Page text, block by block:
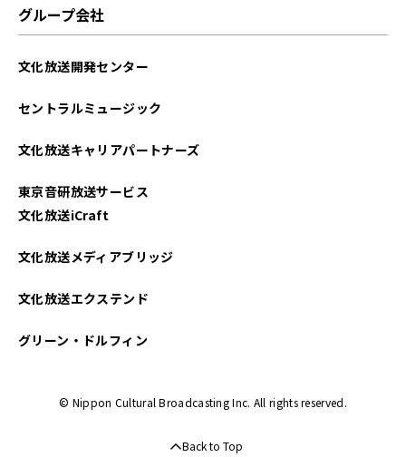
グループ会社
文化放送開発センター
セントラルミュージック
文化放送キャリアパートナーズ
東京音研放送サービス
文化放送iCraft
文化放送メディアブリッジ
文化放送エクステンド
グリーン・ドルフィン
© Nippon Cultural Broadcasting Inc. All rights reserved.
Back to Top